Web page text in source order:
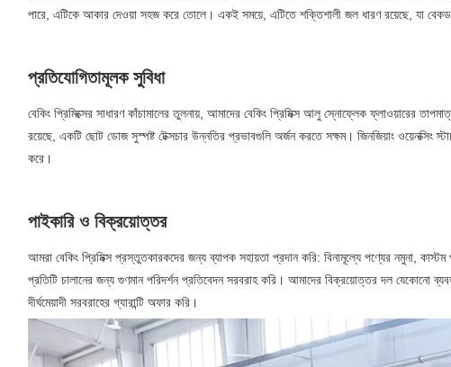
পারে, এটিকে আকার দেওয়া সহজ করে তোলে। একই সময়ে, এটিতে শক্তিশালী জল ধারণ রয়েছে, যা
প্রতিযোগিতামূলক সুবিধা
বেকিং প্রিমিক্সের সাধারণ কাঁচামালের তুলনায়, আমাদের বেকিং প্রিমিক্স আলু স্নোফ্লেক ফ্লাওয়ারের
রয়েছে, একটি ছোট ডোজ সুস্পষ্ট টেক্সচার উন্নতির প্রভাবগুলি অর্জন করতে সক্ষম। জিনজিয়াং ওয়েনক্সিং
করে।
পাইকারি ও বিক্রয়োত্তর
আমরা বেকিং প্রিমিক্স প্রস্তুতকারকদের জন্য ব্যাপক সহায়তা প্রদান করি: বিনামূল্যে পণ্যের নমুনা,
প্রতিটি চালানের জন্য গুণমান পরিদর্শন প্রতিবেদন সরবরাহ করি। আমাদের বিক্রয়োত্তর দল যেকোনো
দীর্ঘমেয়াদী সরবরাহের গ্যারান্টি অফার করি।